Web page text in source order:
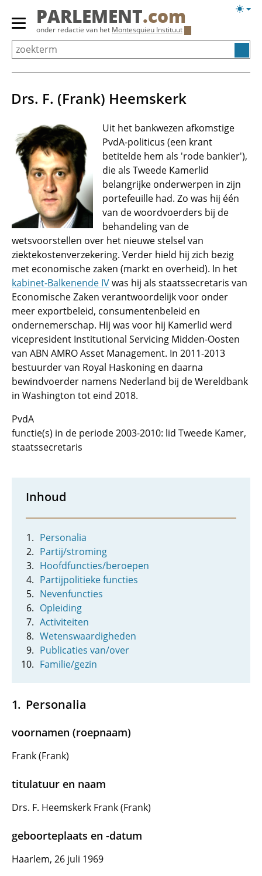
Overslaan
Primair
menu
tonen/verbergen
PARLEMENT.com
onder redactie van het Montesquieu Instituut
Drs. F. (Frank) Heemskerk
Uit het bankwezen afkomstige
PvdA-politicus (een krant
betitelde hem als 'rode bankier'),
die als Tweede Kamerlid
belangrijke onderwerpen in zijn
portefeuille had. Zo was hij één
van de woordvoerders bij de
behandeling van de
wetsvoorstellen over het nieuwe stelsel van
ziektekostenverzekering. Verder hield hij zich bezig
met economische zaken (markt en overheid). In het
kabinet-Balkenende IVwas hij als staatssecretaris van
Economische Zaken verantwoordelijk voor onder
meer exportbeleid, consumentenbeleid en
ondernemerschap. Hij was voor hij Kamerlid werd
vicepresident Institutional Servicing Midden-Oosten
van ABN AMRO Asset Management. In 2011-2013
bestuurder van Royal Haskoning en daarna
bewindvoerder namens Nederland bij de Wereldbank
in Washington tot eind 2018.
PvdA
functie(s) in de periode 2003-2010: lid Tweede Kamer,
staatssecretaris
Inhoud
Personalia
Partij/stroming
Hoofdfuncties/beroepen
Partijpolitieke functies
Nevenfuncties
Opleiding
Activiteiten
Wetenswaardigheden
Publicaties van/over
Familie/gezin
Personalia
voornamen (roepnaam)
Frank (Frank)
titulatuur en naam
Drs. F. Heemskerk Frank (Frank)
geboorteplaats en -datum
Haarlem, 26 juli 1969